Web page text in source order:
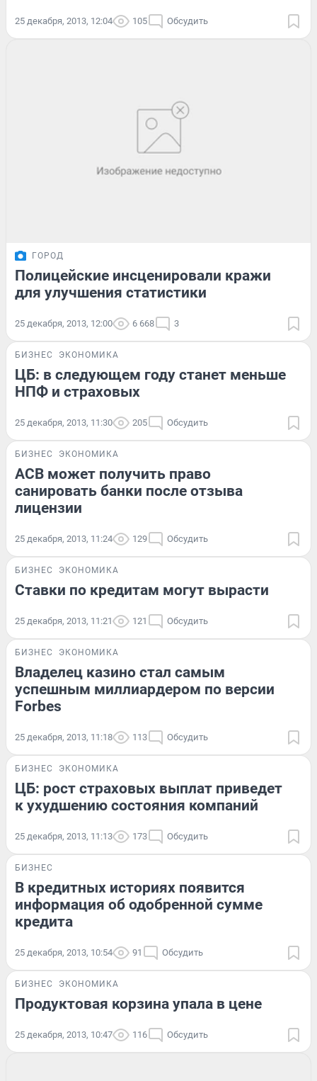
25 декабря, 2013, 12:04 105 Обсудить
ГОРОД
Полицейские инсценировали кражи
для улучшения статистики
25 декабря, 2013, 12:00 6 668 3
БИЗНЕС ЭКОНОМИКА
ЦБ: в следующем году станет меньше
НПФ и страховых
25 декабря, 2013, 11:30 205 Обсудить
БИЗНЕС ЭКОНОМИКА
АСВ может получить право
санировать банки после отзыва
лицензии
25 декабря, 2013, 11:24 129 Обсудить
БИЗНЕС ЭКОНОМИКА
Ставки по кредитам могут вырасти
25 декабря, 2013, 11:21 121 Обсудить
БИЗНЕС ЭКОНОМИКА
Владелец казино стал самым
успешным миллиардером по версии
Forbes
25 декабря, 2013, 11:18 113 Обсудить
БИЗНЕС ЭКОНОМИКА
ЦБ: рост страховых выплат приведет
к ухудшению состояния компаний
25 декабря, 2013, 11:13 173 Обсудить
БИЗНЕС
В кредитных историях появится
информация об одобренной сумме
кредита
25 декабря, 2013, 10:54 91 Обсудить
БИЗНЕС ЭКОНОМИКА
Продуктовая корзина упала в цене
25 декабря, 2013, 10:47 116 Обсудить